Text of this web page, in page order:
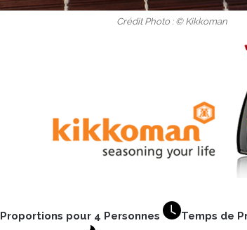
Crédit Photo : © Kikkoman
Proportions pour 4 Personnes
Temps de